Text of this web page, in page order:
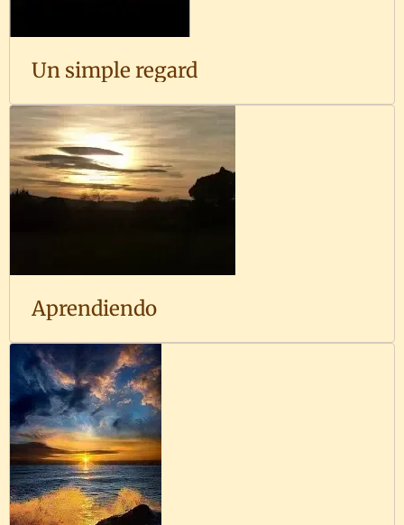
Un simple regard
Aprendiendo